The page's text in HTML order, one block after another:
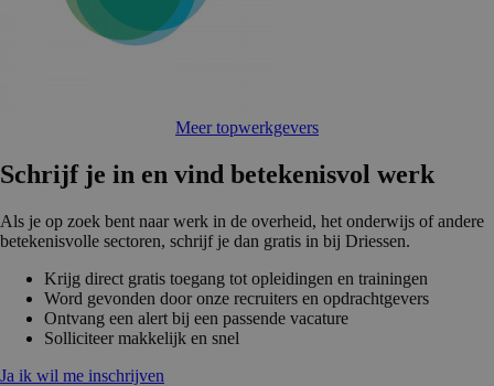
Meer topwerkgevers
Schrijf je in en vind betekenisvol werk
Als je op zoek bent naar werk in de overheid, het onderwijs of andere
betekenisvolle sectoren, schrijf je dan gratis in bij Driessen.
Krijg direct gratis toegang tot opleidingen en trainingen
Word gevonden door onze recruiters en opdrachtgevers
Ontvang een alert bij een passende vacature
Solliciteer makkelijk en snel
Ja ik wil me inschrijven